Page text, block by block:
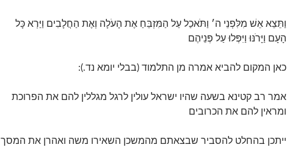
וַתֵּצֵא אֵשׁ מִלִּפְנֵי ה׳ וַתֹּאכַל עַל הַמִּזְבֵּחַ אֶת הָעֹלָה וְאֶת הַחֲלָבִים וַיַּרְא כָּל
הָעָם וַיָּרֹנּוּ וַיִּפְּלוּ עַל פְּנֵיהֶם
כאן המקום להביא אמרה מן התלמוד (בבלי יומא נד.):
אמר רב קטינא בשעה שהיו ישראל עולין לרגל מגללין להם את הפרוכת
ומראין להם את הכרובים
ייתכן בהחלט להסביר שבצאתם מהמשכן השאירו משה ואהרן את המסך